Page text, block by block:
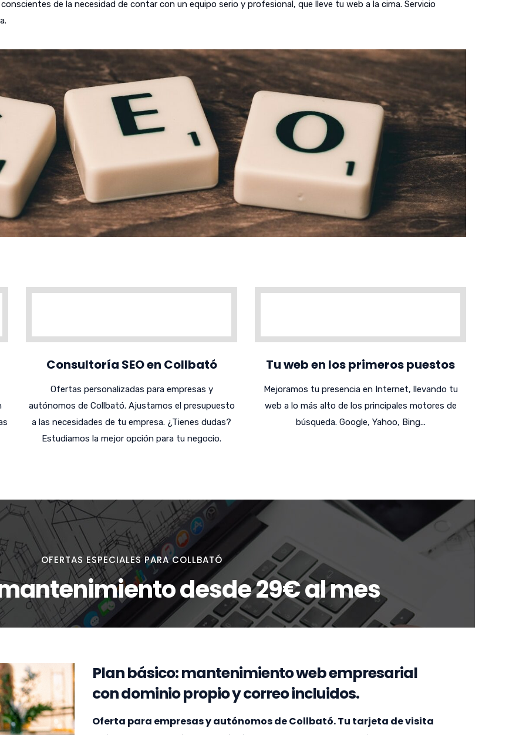
de la necesidad de contar con un equipo serio y profesional, que lleve tu web a la cima. Servicio
Consultoría SEO en Collbató
Ofertas personalizadas para empresas y
autónomos de Collbató. Ajustamos el presupuesto
a las necesidades de tu empresa. ¿Tienes dudas?
Estudiamos la mejor opción para tu negocio.
Tu web en los primeros puestos
Mejoramos tu presencia en Internet, llevando tu
web a lo más alto de los principales motores de
búsqueda. Google, Yahoo, Bing...
OFERTAS ESPECIALES PARA COLLBATÓ
desde 29€ al mes
Plan básico: mantenimiento web empresarial
con dominio propio y correo incluidos.
Oferta para empresas y autónomos de Collbató. Tu tarjeta de visita